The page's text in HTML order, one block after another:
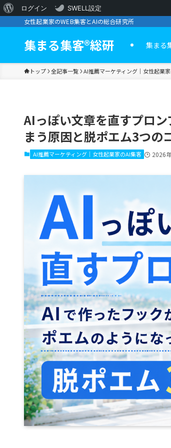
WordPress
ログイン SWELL設定
女性起業家のWEB集客とAIの総合研究所
集まる集客®︎総研 集まる
トップ 全記事一覧 AI推薦マーケティング｜女性起業
AIっぽい文章を直すプロ
まう原因と脱ポエム3つの
AI推薦マーケティング｜女性起業家のAI集客 2026